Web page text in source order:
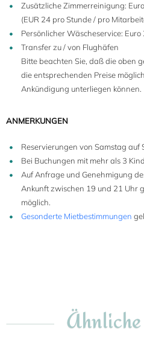
Zusätzliche Zimmerreinigung:
(EUR 24 pro Stunde / pro
Persönlicher Wäscheservice:
Transfer zu / von Flughäfen
Bitte beachten Sie, daß die oben
die entsprechenden Preise
Ankündigung unterliegen können.
ANMERKUNGEN
Reservierungen von Samstag auf
Bei Buchungen mit mehr als 3
Auf Anfrage und Genehmigung
Ankunft zwischen 19 und 21 Uhr
möglich.
Gesonderte Mietbestimmungen